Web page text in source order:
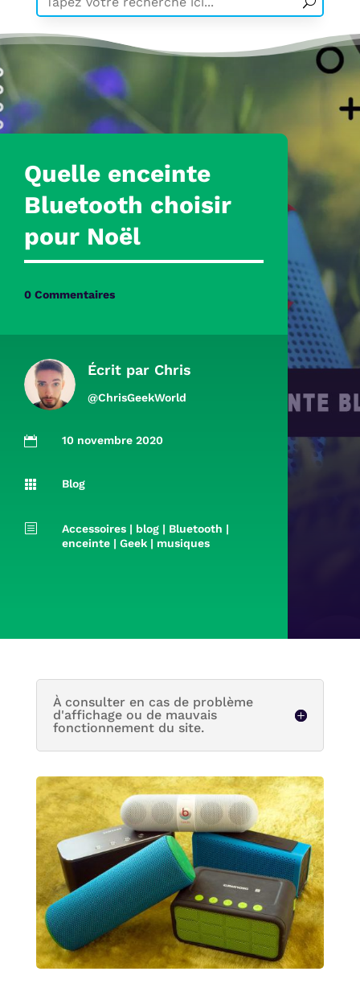
Quelle enceinte
Bluetooth choisir
pour Noël
0 Commentaires
Écrit par Chris
@ChrisGeekWorld
 10 novembre 2020
 Blog
b Accessoires | blog | Bluetooth |
enceinte |Geek | musiques
À consulter en cas de problème
d'affichage ou de mauvais
fonctionnement du site.